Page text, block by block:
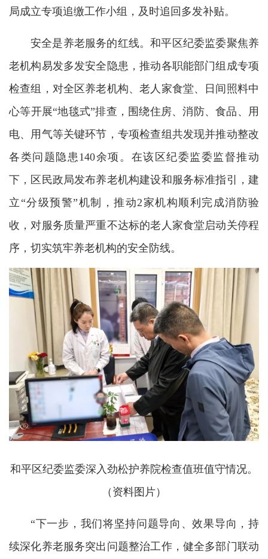
局成立专项追缴工作小组，及时追回多发补贴。
安全是养老服务的红线。和平区纪委监委聚焦养
老机构易发多发安全隐患，推动各职能部门组成专项
检查组，对全区养老机构、老人家食堂、日间照料中
心等开展“地毯式”排查，围绕住房、消防、食品、用
电、用气等关键环节，专项检查组共发现并推动整改
各类问题隐患140余项。在该区纪委监委监督推动
下，区民政局发布养老机构建设和服务标准指引，建
立“分级预警”机制，推动2家机构顺利完成消防验
收，对服务质量严重不达标的老人家食堂启动关停程
序，切实筑牢养老机构的安全防线。
和平区纪委监委深入劲松护养院检查值班值守情况。
（资料图片）
“下一步，我们将坚持问题导向、效果导向，持
续深化养老服务突出问题整治工作，健全多部门联动